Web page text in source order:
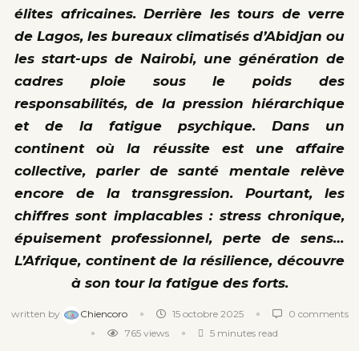
élites africaines. Derrière les tours de verre
de Lagos, les bureaux climatisés d’Abidjan ou
les start-ups de Nairobi, une génération de
cadres ploie sous le poids des
responsabilités, de la pression hiérarchique
et de la fatigue psychique. Dans un
continent où la réussite est une affaire
collective, parler de santé mentale relève
encore de la transgression. Pourtant, les
chiffres sont implacables : stress chronique,
épuisement professionnel, perte de sens…
L’Afrique, continent de la résilience, découvre
à son tour la fatigue des forts.
written by Chiencoro 15 octobre 2025
0 comments
765 views 5 minutes read